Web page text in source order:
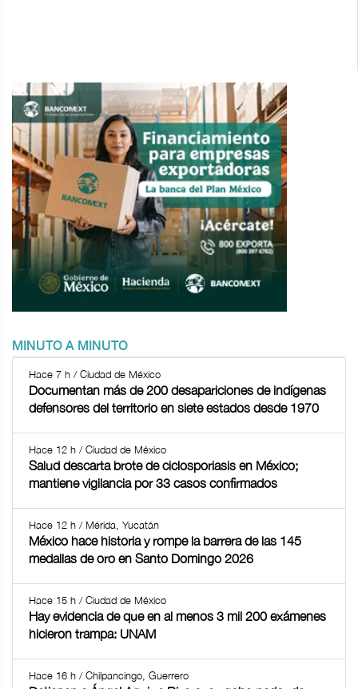
MINUTO A MINUTO
Hace 7 h / Ciudad de México
Documentan más de 200 desapariciones de indígenas
defensores del territorio en siete estados desde 1970
Hace 12 h / Ciudad de México
Salud descarta brote de ciclosporiasis en México;
mantiene vigilancia por 33 casos confirmados
Hace 12 h / Mérida, Yucatán
México hace historia y rompe la barrera de las 145
medallas de oro en Santo Domingo 2026
Hace 15 h / Ciudad de México
Hay evidencia de que en al menos 3 mil 200 exámenes
hicieron trampa: UNAM
Hace 16 h / Chilpancingo, Guerrero